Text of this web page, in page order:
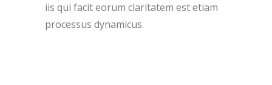
iis qui facit eorum claritatem est etiam
processus dynamicus.